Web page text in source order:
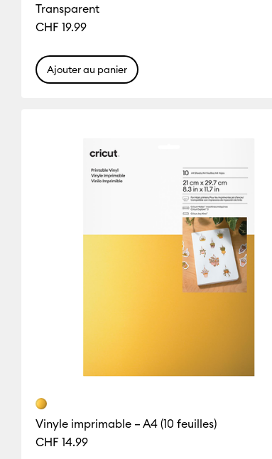
Transparent
CHF 19.99
Ajouter au panier
Vinyle imprimable – A4 (10 feuilles)
CHF 14.99